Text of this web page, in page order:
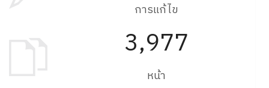
การแก้ไข
3,977
หน้า